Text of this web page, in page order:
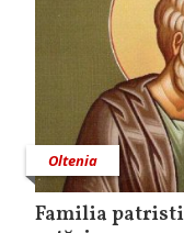
Oltenia
Familia